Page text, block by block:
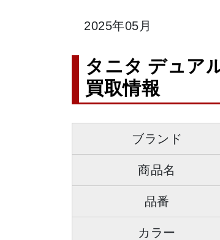
2025年05月
タニタ デュア
買取情報
ブランド
商品名
品番
カラー